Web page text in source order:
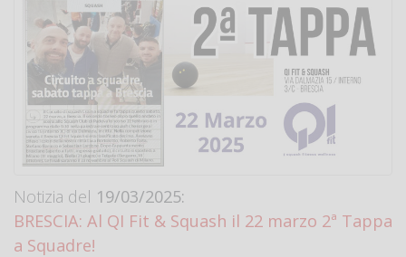
Notizia del 19/03/2025:
BRESCIA: Al QI Fit & Squash il 22 marzo 2ª Tappa
a Squadre!